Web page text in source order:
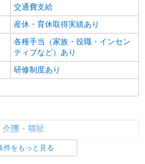
交通費支給
産休・育休取得実績あり
各種手当（家族・役職・インセン
ティブなど）あり
研修制度あり
介護・福祉
件をもっと見る